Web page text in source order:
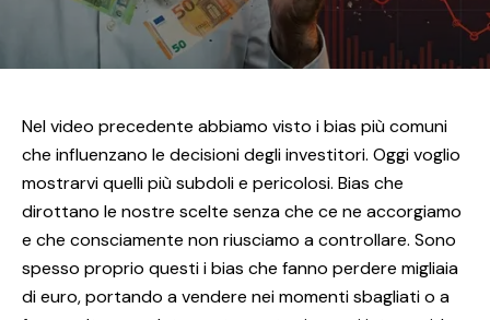
Nel video precedente abbiamo visto i bias più comuni
che influenzano le decisioni degli investitori. Oggi voglio
mostrarvi quelli più subdoli e pericolosi. Bias che
dirottano le nostre scelte senza che ce ne accorgiamo
e che consciamente non riusciamo a controllare. Sono
spesso proprio questi i bias che fanno perdere migliaia
di euro, portando a vendere nei momenti sbagliati o a